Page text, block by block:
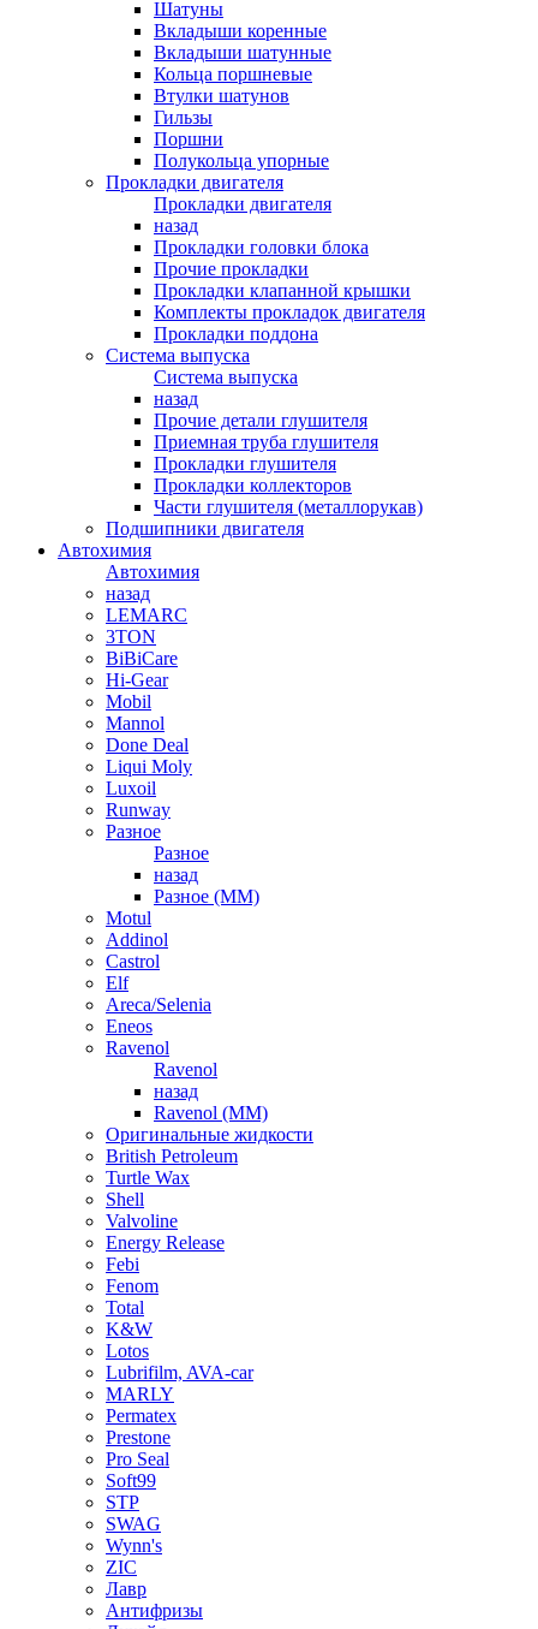
Шатуны
Вкладыши коренные
Вкладыши шатунные
Кольца поршневые
Втулки шатунов
Гильзы
Поршни
Полукольца упорные
Прокладки двигателя
Прокладки двигателя
назад
Прокладки головки блока
Прочие прокладки
Прокладки клапанной крышки
Комплекты прокладок двигателя
Прокладки поддона
Система выпуска
Система выпуска
назад
Прочие детали глушителя
Приемная труба глушителя
Прокладки глушителя
Прокладки коллекторов
Части глушителя (металлорукав)
Подшипники двигателя
Автохимия
Автохимия
назад
LEMARC
3TON
BiBiCare
Hi-Gear
Mobil
Mannol
Done Deal
Liqui Moly
Luxoil
Runway
Разное
Разное
назад
Разное (ММ)
Motul
Addinol
Castrol
Elf
Areca/Selenia
Eneos
Ravenol
Ravenol
назад
Ravenol (ММ)
Оригинальные жидкости
British Petroleum
Turtle Wax
Shell
Valvoline
Energy Release
Febi
Fenom
Total
K&W
Lotos
Lubrifilm, AVA-car
MARLY
Permatex
Prestone
Pro Seal
Soft99
STP
SWAG
Wynn's
ZIC
Лавр
Антифризы